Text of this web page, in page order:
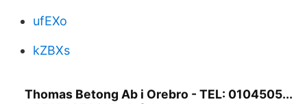
ufEXo
kZBXs
Thomas Betong Ab i Orebro - TEL: 0104505...